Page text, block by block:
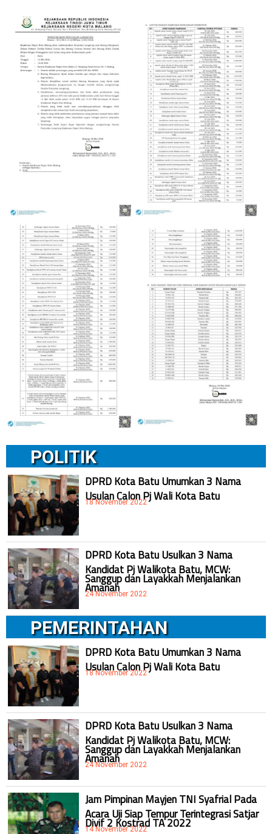
POLITIK
DPRD Kota Batu Umumkan 3 Nama
Usulan Calon Pj Wali Kota Batu
18 November 2022
DPRD Kota Batu Usulkan 3 Nama
Kandidat Pj Walikota Batu, MCW:
Sanggup dan Layakkah Menjalankan
Amanah
24 November 2022
PEMERINTAHAN
DPRD Kota Batu Umumkan 3 Nama
Usulan Calon Pj Wali Kota Batu
18 November 2022
DPRD Kota Batu Usulkan 3 Nama
Kandidat Pj Walikota Batu, MCW:
Sanggup dan Layakkah Menjalankan
Amanah
24 November 2022
Jam Pimpinan Mayjen TNI Syafrial Pada
Acara Uji Siap Tempur Terintegrasi Satjar
Divif 2 Kostrad TA 2022
14 November 2022